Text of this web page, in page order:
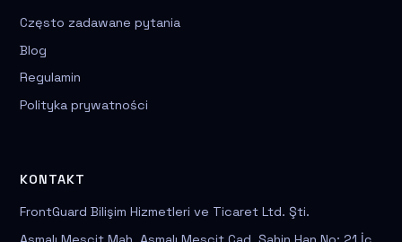
Często zadawane pytania
Blog
Regulamin
Polityka prywatności
KONTAKT
FrontGuard Bilişim Hizmetleri ve Ticaret Ltd. Şti.